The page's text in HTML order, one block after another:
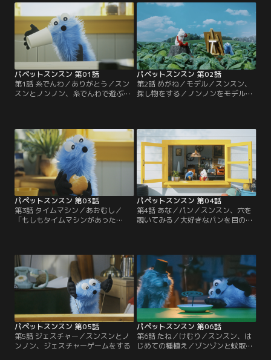
パペットスンスン 第01話
第1話 糸でんわ／ありがとう／スン
スンとノンノン、糸でんわで遊ぶ／
パペットスンスン 第02話
第2話 めがね／モデル／スンスン、
探し物をする／ノンノンをモデルに
パペットスンスン 第03話
第3話 タイムマシン／あおむし／
「もしもタイムマシンがあった
パペットスンスン 第04話
第4話 あな／パン／スンスン、穴を
覗いてみる／大好きなパンを目の前
パペットスンスン 第05話
第5話 ジェスチャー／スンスンとノ
ンノン、ジェスチャーゲームをする
パペットスンスン 第06話
第6話 たね／けむり／スンスン、は
じめての種植え／ゾンゾンと蚊取り